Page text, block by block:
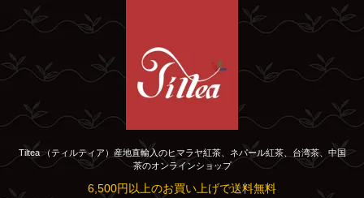
Tiltea （ティルティア）産地直輸入のヒマラヤ紅茶、ネパール紅茶、台湾茶、中国
茶のオンラインショップ
6,500円以上のお買い上げで送料無料